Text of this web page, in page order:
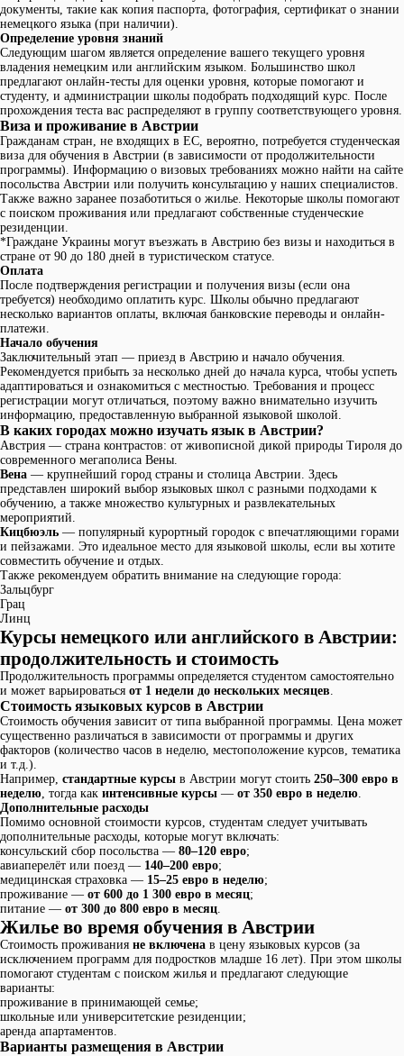
документы, такие как копия паспорта, фотография, сертификат о знании
немецкого языка (при наличии).
Определение уровня знаний
Следующим шагом является определение вашего текущего уровня
владения немецким или английским языком. Большинство школ
предлагают онлайн-тесты для оценки уровня, которые помогают и
студенту, и администрации школы подобрать подходящий курс. После
прохождения теста вас распределяют в группу соответствующего уровня.
Виза и проживание в Австрии
Гражданам стран, не входящих в ЕС, вероятно, потребуется студенческая
виза для обучения в Австрии (в зависимости от продолжительности
программы). Информацию о визовых требованиях можно найти на сайте
посольства Австрии или получить консультацию у наших специалистов.
Также важно заранее позаботиться о жилье. Некоторые школы помогают
с поиском проживания или предлагают собственные студенческие
резиденции.
*Граждане Украины могут въезжать в Австрию без визы и находиться в
стране от 90 до 180 дней в туристическом статусе.
Оплата
После подтверждения регистрации и получения визы (если она
требуется) необходимо оплатить курс. Школы обычно предлагают
несколько вариантов оплаты, включая банковские переводы и онлайн-
платежи.
Начало обучения
Заключительный этап — приезд в Австрию и начало обучения.
Рекомендуется прибыть за несколько дней до начала курса, чтобы успеть
адаптироваться и ознакомиться с местностью. Требования и процесс
регистрации могут отличаться, поэтому важно внимательно изучить
информацию, предоставленную выбранной языковой школой.
В каких городах можно изучать язык в Австрии?
Австрия — страна контрастов: от живописной дикой природы Тироля до
современного мегаполиса Вены.
Вена — крупнейший город страны и столица Австрии. Здесь
представлен широкий выбор языковых школ с разными подходами к
обучению, а также множество культурных и развлекательных
мероприятий.
Кицбюэль — популярный курортный городок с впечатляющими горами
и пейзажами. Это идеальное место для языковой школы, если вы хотите
совместить обучение и отдых.
Также рекомендуем обратить внимание на следующие города:
Зальцбург
Грац
Линц
Курсы немецкого или английского в Австрии:
продолжительность и стоимость
Продолжительность программы определяется студентом самостоятельно
и может варьироваться от 1 недели до нескольких месяцев.
Стоимость языковых курсов в Австрии
Стоимость обучения зависит от типа выбранной программы. Цена может
существенно различаться в зависимости от программы и других
факторов (количество часов в неделю, местоположение курсов, тематика
и т.д.).
Например, стандартные курсы в Австрии могут стоить 250–300 евро в
неделю, тогда как интенсивные курсы — от 350 евро в неделю.
Дополнительные расходы
Помимо основной стоимости курсов, студентам следует учитывать
дополнительные расходы, которые могут включать:
консульский сбор посольства — 80–120 евро;
авиаперелёт или поезд — 140–200 евро;
медицинская страховка — 15–25 евро в неделю;
проживание — от 600 до 1 300 евро в месяц;
питание — от 300 до 800 евро в месяц.
Жилье во время обучения в Австрии
Стоимость проживания не включена в цену языковых курсов (за
исключением программ для подростков младше 16 лет). При этом школы
помогают студентам с поиском жилья и предлагают следующие
варианты:
проживание в принимающей семье;
школьные или университетские резиденции;
аренда апартаментов.
Варианты размещения в Австрии